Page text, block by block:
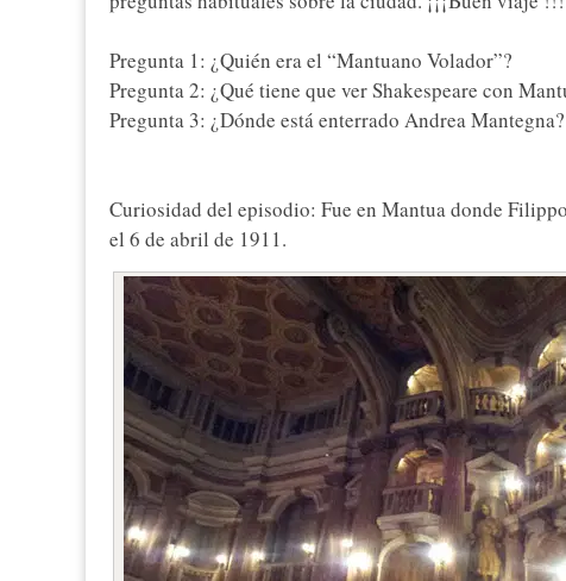
Pregunta 1: ¿Quién era el “Mantuano Volador”?
Pregunta 2: ¿Qué tiene que ver Shakespeare con
Pregunta 3: ¿Dónde está enterrado Andrea Mantegna?
Curiosidad del episodio: Fue en Mantua donde
el 6 de abril de 1911.